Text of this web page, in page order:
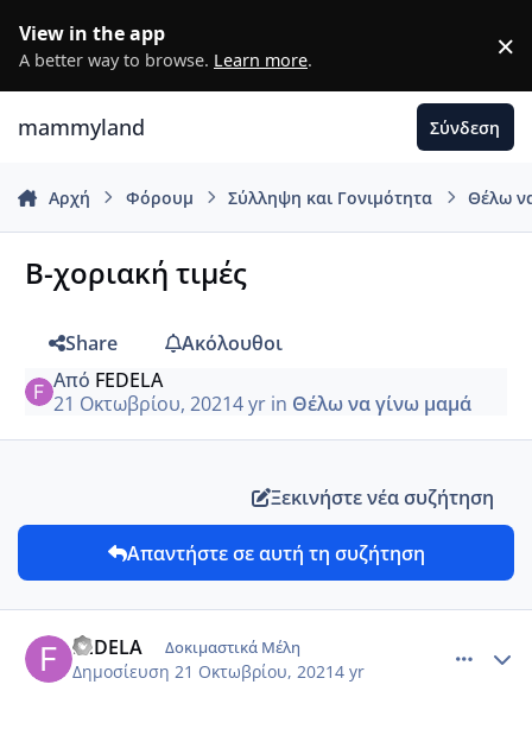
View in the app
A better way to browse. Learn more. ×
mammyland Σύνδεση
Αρχή Φόρουμ Σύλληψη και Γονιμότητα Θέλω
Β-χοριακή τιμές
Share
Ακόλουθοι
Από FEDELA
21 Οκτωβρίου, 20214 yrin Θέλω να γίνω μαμά
Ξεκινήστε νέα συζήτηση
Απαντήστε σε αυτή τη συζήτηση
FEDELA Δοκιμαστικά Μέλη
Δημοσίευση 21 Οκτωβρίου, 20214 yr